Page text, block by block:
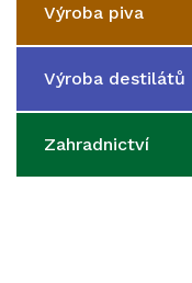
Výroba piva
Výroba destilátů
Zahradnictví